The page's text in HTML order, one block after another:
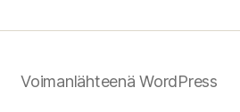
Voimanlähteenä WordPress